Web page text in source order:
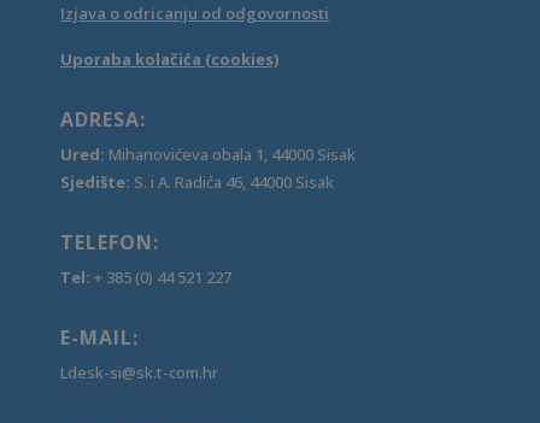
Izjava o odricanju od odgovornosti
Uporaba kolačića (cookies)
ADRESA:
Ured: Mihanovićeva obala 1, 44000 Sisak
Sjedište: S. i A. Radića 46, 44000 Sisak
TELEFON:
Tel: + 385 (0) 44 521 227
E-MAIL:
Ldesk-si@sk.t-com.hr